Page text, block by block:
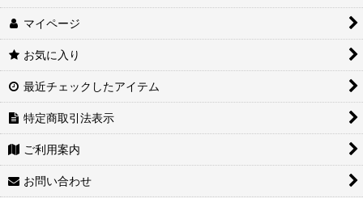
マイページ
お気に入り
最近チェックしたアイテム
特定商取引法表示
ご利用案内
お問い合わせ